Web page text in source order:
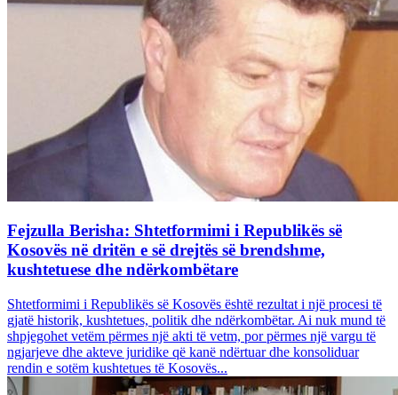
Fejzulla Berisha: Shtetformimi i Republikës së
Kosovës në dritën e së drejtës së brendshme,
kushtetuese dhe ndërkombëtare
Shtetformimi i Republikës së Kosovës është rezultat i një procesi të
gjatë historik, kushtetues, politik dhe ndërkombëtar. Ai nuk mund të
shpjegohet vetëm përmes një akti të vetm, por përmes një vargu të
ngjarjeve dhe akteve juridike që kanë ndërtuar dhe konsoliduar
rendin e sotëm kushtetues të Kosovës...